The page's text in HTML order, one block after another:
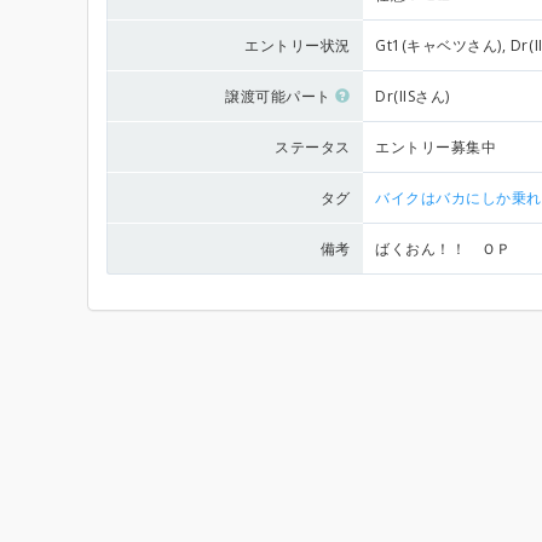
エントリー状況 Gt1(キャベツさん),
譲渡可能パート Dr(IISさん)
ステータス エントリー募集中
タグ バイクはバカにしか乗
備考 ばくおん！！ ＯＰ